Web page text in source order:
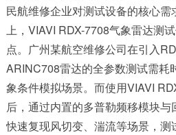
民航维修企业对测试设备的核心
上，VIAVI RDX-7708气象雷达测
点。广州某航空维修公司在引入
ARINC708雷达的全参数测试需耗
象条件模拟场景。而使用VIAVI
后，通过内置的多普勒频移模块
快速复现风切变、湍流等场景，